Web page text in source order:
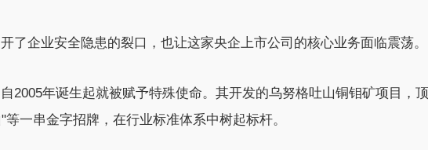
了企业安全隐患的裂口，也让这家央企上市公司的核心业务面临震荡。
2005年诞生起就被赋予特殊使命。其开发的乌努格吐山铜钼矿项目，顶
一串金字招牌，在行业标准体系中树起标杆。